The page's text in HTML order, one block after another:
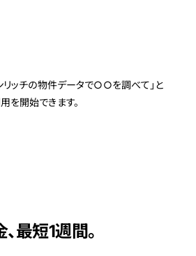
リッチの物件データで○○を調べて」と
を開始できます。
最短1週間。